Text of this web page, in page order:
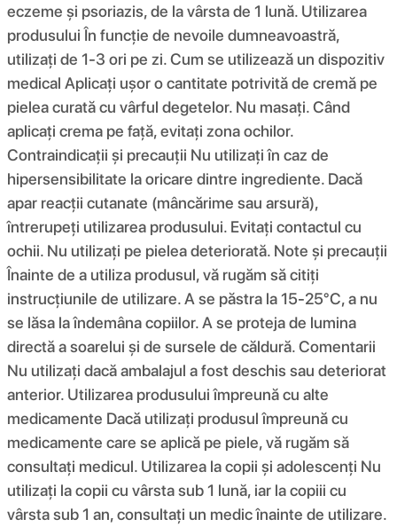
eczeme și psoriazis, de la vârsta de 1 lună. Utilizarea
produsului În funcție de nevoile dumneavoastră,
utilizați de 1-3 ori pe zi. Cum se utilizează un dispozitiv
medical Aplicați ușor o cantitate potrivită de cremă pe
pielea curată cu vârful degetelor. Nu masați. Când
aplicați crema pe față, evitați zona ochilor.
Contraindicații și precauții Nu utilizați în caz de
hipersensibilitate la oricare dintre ingrediente. Dacă
apar reacții cutanate (mâncărime sau arsură),
întrerupeți utilizarea produsului. Evitați contactul cu
ochii. Nu utilizați pe pielea deteriorată. Note și precauții
Înainte de a utiliza produsul, vă rugăm să citiți
instrucțiunile de utilizare. A se păstra la 15-25°C, a nu
se lăsa la îndemâna copiilor. A se proteja de lumina
directă a soarelui și de sursele de căldură. Comentarii
Nu utilizați dacă ambalajul a fost deschis sau deteriorat
anterior. Utilizarea produsului împreună cu alte
medicamente Dacă utilizați produsul împreună cu
medicamente care se aplică pe piele, vă rugăm să
consultați medicul. Utilizarea la copii și adolescenți Nu
utilizați la copii cu vârsta sub 1 lună, iar la copiii cu
vârsta sub 1 an, consultați un medic înainte de utilizare.